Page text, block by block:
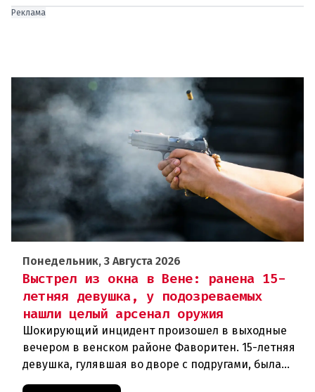
Реклама
Понедельник, 3 Августа 2026
Выстрел из окна в Вене: ранена 15-
летняя девушка, у подозреваемых
нашли целый арсенал оружия
Шокирующий инцидент произошел в выходные
вечером в венском районе Фаворитен. 15-летняя
девушка, гулявшая во дворе с подругами, была
ранена выстрелом из пневматического оружия.